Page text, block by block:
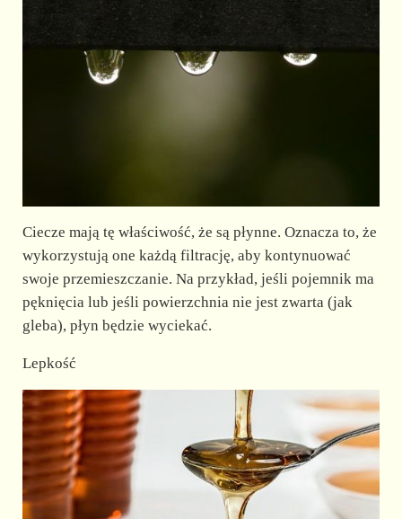
Ciecze mają tę właściwość, że są płynne. Oznacza to, że
wykorzystują one każdą filtrację, aby kontynuować
swoje przemieszczanie. Na przykład, jeśli pojemnik ma
pęknięcia lub jeśli powierzchnia nie jest zwarta (jak
gleba), płyn będzie wyciekać.
Lepkość